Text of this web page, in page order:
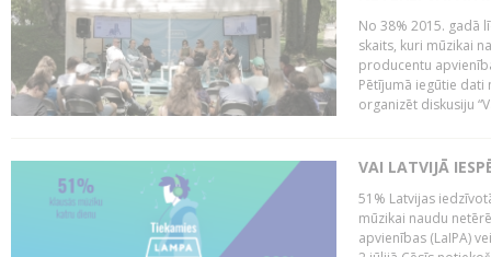
No 38% 2015. gadā
skaits, kuri mūzikai
producentu
Pētījumā iegūtie dati
organizēt diskusiju
VAI LATVIJĀ
51% Latvijas
mūzikai naudu
apvienības (LaIPA)